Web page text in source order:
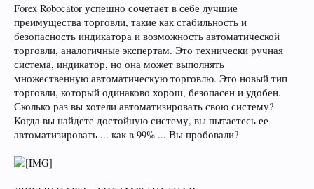
Forex Robocator успешно сочетает в себе лучшие
преимущества торговли, такие как стабильность и
безопасность индикатора и возможность автоматической
торговли, аналогичные экспертам. Это технически ручная
система, индикатор, но она может выполнять
множественную автоматическую торговлю. Это новый тип
торговли, который одинаково хорош, безопасен и удобен.
Сколько раз вы хотели автоматизировать свою систему?
Когда вы найдете достойную систему, вы пытаетесь ее
автоматизировать ... как в 99% ... Вы пробовали?